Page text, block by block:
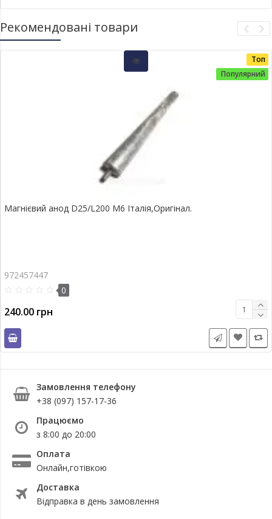
Рекомендовані товари
Топ
Популярний
Магнієвий анод D25/L200 М6 Італія,Оригінал.
972457447
0
240.00 грн
Замовлення телефону
+38 (097) 157-17-36
Працюємо
з 8:00 до 20:00
Оплата
Онлайн,готівкою
Доставка
Відправка в день замовлення